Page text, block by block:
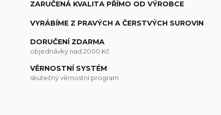
ZARUČENÁ KVALITA PŘÍMO OD VÝROBCE
VYRÁBÍME Z PRAVÝCH A ČERSTVÝCH SUROVIN
DORUČENÍ ZDARMA
objednávky nad 2000 Kč
VĚRNOSTNÍ SYSTÉM
skutečný věrnostní program